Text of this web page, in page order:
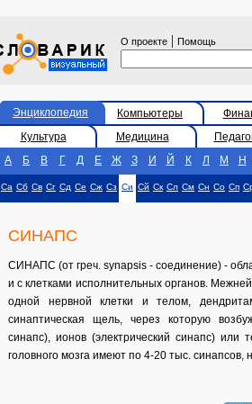
О проекте | Помощь
Энциклопедия Компьютеры
Культура
Медицина
А
Б В Г Д Е Ж З И Й К Л М Н
Са Сб Св Сг Сд Се Сж Сз Си Сй Ск Сл См Сн Со Сп
СИНАПС
СИНАПС (от греч. synapsis - соединение) -
и с клетками исполнительных органов.
одной нервной клетки и телом,
синаптическая щель, через которую
синапс), ионов (электрический синапс)
головного мозга имеют по 4-20 тыс.